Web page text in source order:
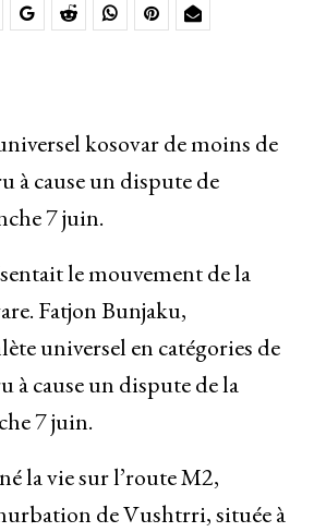
kosovar de moins de
à cause un dispute de
7 juin.
le mouvement de la
Fatjon Bunjaku,
universel en catégories de
à cause un dispute de la
7 juin.
la vie sur l’route M2,
de Vushtrri, située à